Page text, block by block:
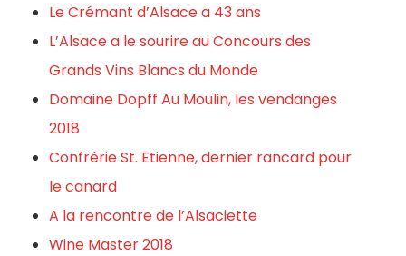
Le Crémant d’Alsace a 43 ans
L’Alsace a le sourire au Concours des
Grands Vins Blancs du Monde
Domaine Dopff Au Moulin, les vendanges
2018
Confrérie St. Etienne, dernier rancard pour
le canard
A la rencontre de l’Alsaciette
Wine Master 2018